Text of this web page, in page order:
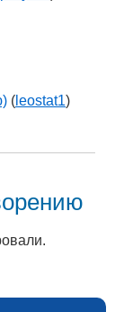
( leostat1)